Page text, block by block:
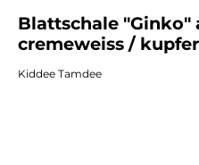
Blattschale "Ginko"
cremeweiss / kupfer
Kiddee Tamdee